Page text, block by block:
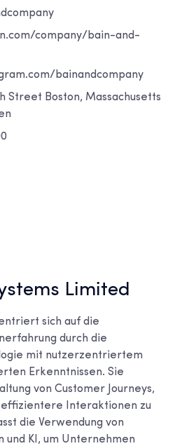
company/bain-and-
bainandcompany
Street Boston, Massachusetts
Limited
sich auf die
durch die
mit nutzerzentriertem
Erkenntnissen. Sie
von Customer Journeys,
Interaktionen zu
die Verwendung von
und KI, um Unternehmen